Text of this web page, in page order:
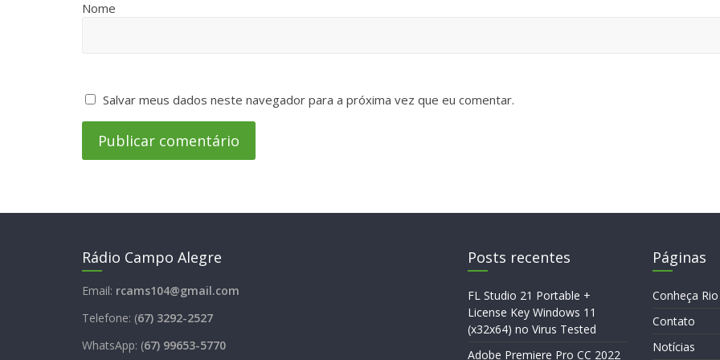
Nome
Salvar meus dados neste navegador para a próxima vez que eu comentar.
Rádio Campo Alegre
Email: rcams104@gmail.com
Telefone: (67) 3292-2527
WhatsApp: (67) 99653-5770
Posts recentes
FL Studio 21 Portable +
License Key Windows 11
(x32x64) no Virus Tested
Adobe Premiere Pro CC 2022
Páginas
Conheça
Contato
Notícias